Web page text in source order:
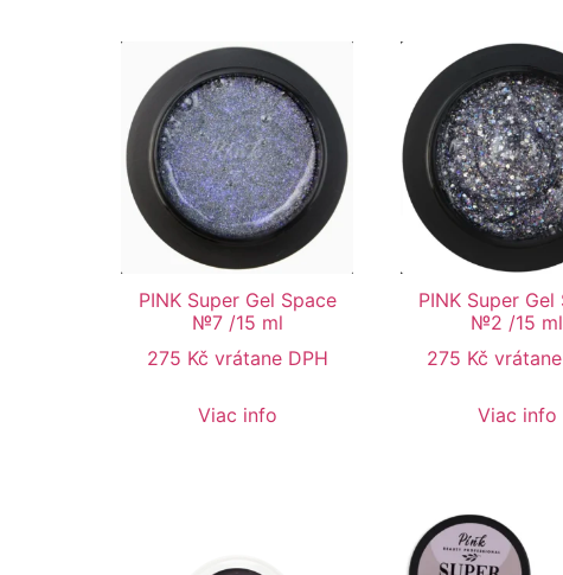
PINK Super Gel Space
№7 /15 ml
275 Kč vrátane DPH
Viac info
PINK Super Gel
№2 /15 ml
275 Kč
Viac info